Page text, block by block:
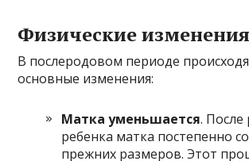
Физические изменения
В послеродовом периоде
основные изменения:
Матка уменьшается.
ребенка матка постепенно
прежних размеров. Этот